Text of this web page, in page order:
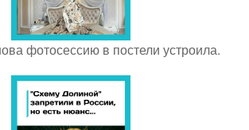
фотосессию в постели устроила.